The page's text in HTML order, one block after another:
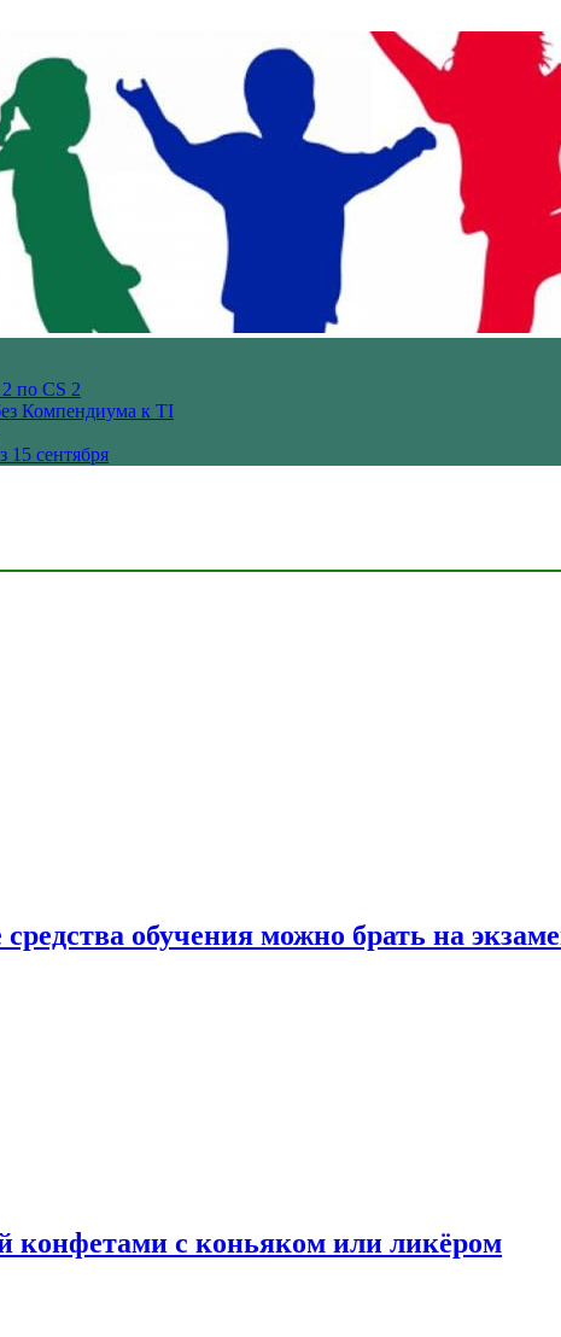
по CS 2
Компендиума к TI
сентября
обучения можно брать на
конфетами с коньяком или ликёром